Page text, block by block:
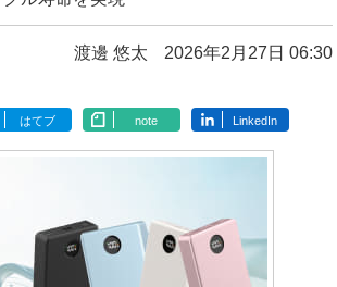
渡邊 悠太 2026年2月27日 06:30
はてブ note LinkedIn